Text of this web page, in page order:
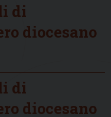
di
diocesano
di
diocesano